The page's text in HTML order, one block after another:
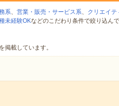
系、 営業・販売・サービス系、 クリエイテ
未経験OKなどのこだわり条件で絞り込んで
掲載しています。